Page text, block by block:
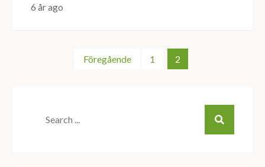
6 år ago
Sidnumrering
inlägg
Föregående 1 2